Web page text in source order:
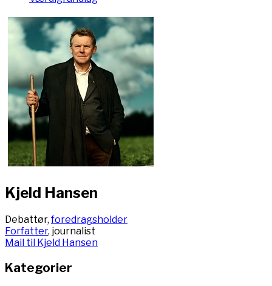
Kjeld Hansen
Debattør,foredragsholder
Forfatter, journalist
Mail til Kjeld Hansen
Kategorier